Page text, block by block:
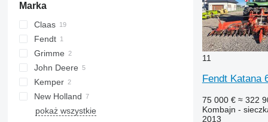
Marka
Claas
Dominator
Jaguar
Lexion
Medion
Mega
Orbis
Fendt
Katana
Grimme
REXOR
John Deere
1550
7810
8600
Kemper
3650
New Holland
CX
pokaż wszystkie
11
Fendt Katana
75 000 € ≈ 322
Kombajn -
2013